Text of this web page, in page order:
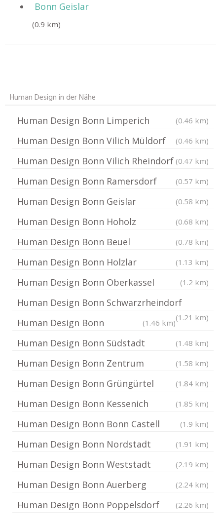
Bonn Geislar
(0.9 km)
Human Design in der Nähe
Human Design Bonn Limperich (0.46 km)
Human Design Bonn Vilich Müldorf (0.46 km)
Human Design Bonn Vilich Rheindorf (0.47 km)
Human Design Bonn Ramersdorf (0.57 km)
Human Design Bonn Geislar (0.58 km)
Human Design Bonn Hoholz (0.68 km)
Human Design Bonn Beuel (0.78 km)
Human Design Bonn Holzlar (1.13 km)
Human Design Bonn Oberkassel (1.2 km)
Human Design Bonn Schwarzrheindorf
(1.21 km)
Human Design Bonn (1.46 km)
Human Design Bonn Südstadt (1.48 km)
Human Design Bonn Zentrum (1.58 km)
Human Design Bonn Grüngürtel (1.84 km)
Human Design Bonn Kessenich (1.85 km)
Human Design Bonn Bonn Castell (1.9 km)
Human Design Bonn Nordstadt (1.91 km)
Human Design Bonn Weststadt (2.19 km)
Human Design Bonn Auerberg (2.24 km)
Human Design Bonn Poppelsdorf (2.26 km)